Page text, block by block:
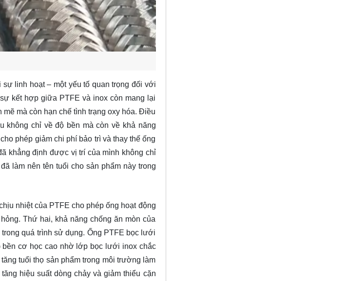
linh hoạt – một yếu tố quan trọng đối với
kết hợp giữa PTFE và inox còn mang lại
mà còn hạn chế tình trạng oxy hóa. Điều
không chỉ về độ bền mà còn về khả năng
phép giảm chi phí bảo trì và thay thế ống
khẳng định được vị trí của mình không chỉ
làm nên tên tuổi cho sản phẩm này trong
nhiệt của PTFE cho phép ống hoạt động
Thứ hai, khả năng chống ăn mòn của
quá trình sử dụng. Ống PTFE bọc lưới
bền cơ học cao nhờ lớp bọc lưới inox chắc
tuổi thọ sản phẩm trong môi trường làm
hiệu suất dòng chảy và giảm thiểu cặn